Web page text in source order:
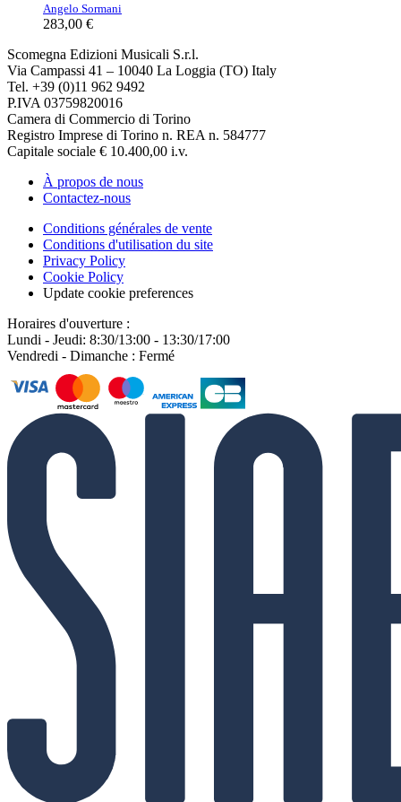
Angelo Sormani
283,00 €
Scomegna Edizioni Musicali S.r.l.
Via Campassi 41 – 10040 La Loggia (TO) Italy
Tel. +39 (0)11 962 9492
P.IVA 03759820016
Camera di Commercio di Torino
Registro Imprese di Torino n. REA n. 584777
Capitale sociale € 10.400,00 i.v.
À propos de nous
Contactez-nous
Conditions générales de vente
Conditions d'utilisation du site
Privacy Policy
Cookie Policy
Update cookie preferences
Horaires d'ouverture :
Lundi - Jeudi: 8:30/13:00 - 13:30/17:00
Vendredi - Dimanche : Fermé